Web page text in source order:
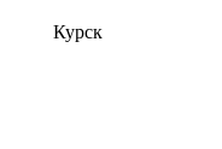
Курск